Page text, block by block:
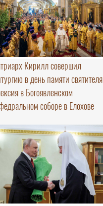
Кирилл совершил
в день памяти святителя
в Богоявленском
соборе в Елохове